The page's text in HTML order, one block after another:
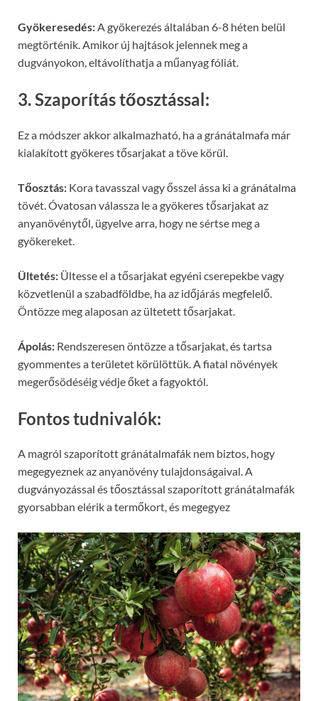
Gyökeresedés:A gyökerezés általában 6-8 héten belül
megtörténik. Amikor új hajtások jelennek meg a
dugványokon, eltávolíthatja a műanyag fóliát.
3. Szaporítás tőosztással:
Ez a módszer akkor alkalmazható, ha a gránátalmafa már
kialakított gyökeres tősarjakat a töve körül.
Tőosztás: Kora tavasszal vagy ősszel ássa ki a gránátalma
tövét. Óvatosan válassza le a gyökeres tősarjakat az
anyanövénytől, ügyelve arra, hogy ne sértse meg a
gyökereket.
Ültetés: Ültesse el a tősarjakat egyéni cserepekbe vagy
közvetlenül a szabadföldbe, ha az időjárás megfelelő.
Öntözze meg alaposan az ültetett tősarjakat.
Ápolás: Rendszeresen öntözze a tősarjakat, és tartsa
gyommentes a területet körülöttük. A fiatal növények
megerősödéséig védje őket a fagyoktól.
Fontos tudnivalók:
A magról szaporított gránátalmafák nem biztos, hogy
megegyeznek az anyanövény tulajdonságaival. A
dugványozással és tőosztással szaporított gránátalmafák
gyorsabban elérik a termőkort, és megegyez